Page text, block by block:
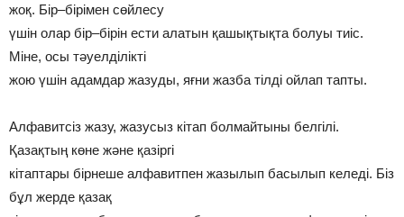
жоқ. Бір–бірімен сөйлесу
үшін олар бір–бірін ести алатын қашықтықта болуы тиіс.
Міне, осы тәуелділікті
жою үшін адамдар жазуды, яғни жазба тілді ойлап тапты.
Алфавитсіз жазу, жазусыз кітап болмайтыны белгілі.
Қазақтың көне және қазіргі
кітаптары бірнеше алфавитпен жазылып басылып келеді. Біз
бұл жерде қазақ